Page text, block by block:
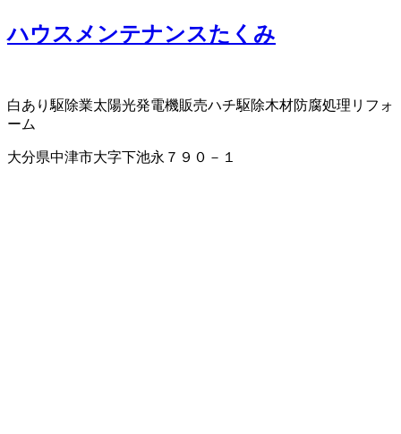
ハウスメンテナンスたくみ
白あり駆除業太陽光発電機販売ハチ駆除木材防腐処理 リフォ
ーム
大分県中津市大字下池永７９０－１